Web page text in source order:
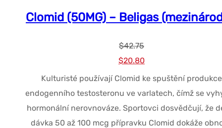
Clomid (50MG) – Beligas
$42.75
Původní
cena
byla:
$42.75.
$20.80Současná
cena
je:
$20.80.
Kulturisté používají Clomid ke spuštění produkce
endogenního testosteronu ve varlatech, čímž se
hormonální nerovnováze. Sportovci dosvědčují, že
dávka 50 až 100 mcg přípravku Clomid dokáže